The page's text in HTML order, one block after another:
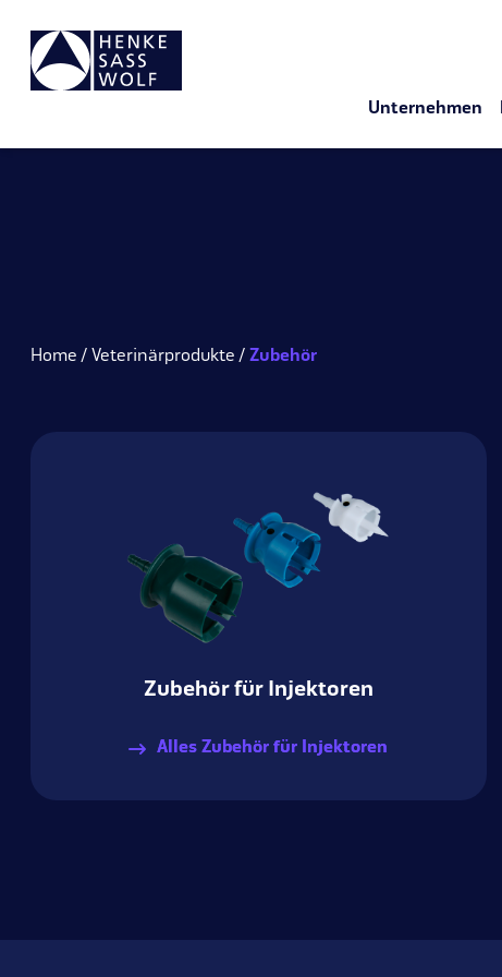
Unternehmen
Home Veterinärprodukte Zubehör
Zubehör für Injektoren
Alles Zubehör für Injektoren